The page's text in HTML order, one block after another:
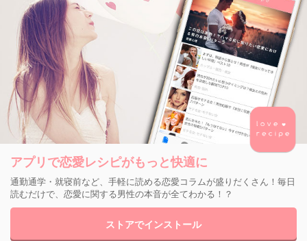
アプリで恋愛レシピがもっと快適に
通勤通学・就寝前など、手軽に読める恋愛コラムが盛りだくさん！毎日
読むだけで、恋愛に関する男性の本音が全てわかる！？
ストアでインストール